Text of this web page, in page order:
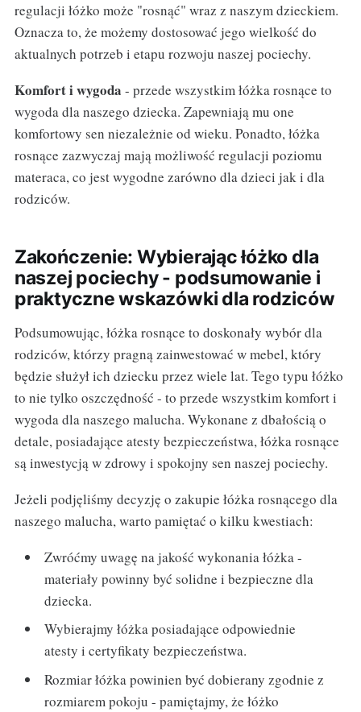
regulacji łóżko może "rosnąć" wraz z naszym dzieckiem.
Oznacza to, że możemy dostosować jego wielkość do
aktualnych potrzeb i etapu rozwoju naszej pociechy.
Komfort i wygoda - przede wszystkim łóżka rosnące to
wygoda dla naszego dziecka. Zapewniają mu one
komfortowy sen niezależnie od wieku. Ponadto, łóżka
rosnące zazwyczaj mają możliwość regulacji poziomu
materaca, co jest wygodne zarówno dla dzieci jak i dla
rodziców.
Zakończenie: Wybierając łóżko dla
naszej pociechy - podsumowanie i
praktyczne wskazówki dla rodziców
Podsumowując, łóżka rosnące to doskonały wybór dla
rodziców, którzy pragną zainwestować w mebel, który
będzie służył ich dziecku przez wiele lat. Tego typu łóżko
to nie tylko oszczędność - to przede wszystkim komfort i
wygoda dla naszego malucha. Wykonane z dbałością o
detale, posiadające atesty bezpieczeństwa, łóżka rosnące
są inwestycją w zdrowy i spokojny sen naszej pociechy.
Jeżeli podjęliśmy decyzję o zakupie łóżka rosnącego dla
naszego malucha, warto pamiętać o kilku kwestiach:
Zwróćmy uwagę na jakość wykonania łóżka -
materiały powinny być solidne i bezpieczne dla
dziecka.
Wybierajmy łóżka posiadające odpowiednie
atesty i certyfikaty bezpieczeństwa.
Rozmiar łóżka powinien być dobierany zgodnie z
rozmiarem pokoju - pamiętajmy, że łóżko